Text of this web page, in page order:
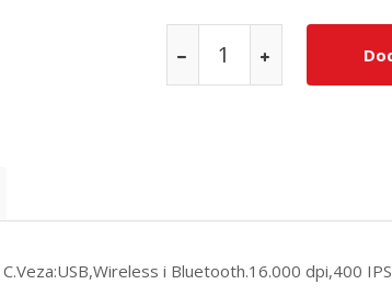
i Bluetooth.16.000 dpi,400